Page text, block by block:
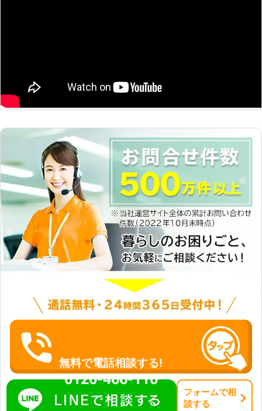
それがあるので、早めに整備会社でバ
バッテリー上がりでエンジンがかから
ない場合はブロスまで！弊社がすぐに
バッテリー上がりを復旧させ、台無し
になった旅行気分などのストレスを解
消させます。
社「サンダーバードインターナショナ
間365日、お客様からの車の“困っ
も返答が素早く、迅速な対応が期待で
きます。 お客様の状況を伺い、ロー
ドサービスを提供いたします。 車の
バッテリー上がりはもちろん、ガス欠
やタイヤ交換などそれ以外の自動車ト
ラブルもお任せください。 弊社はお
客様の心強い味方として、自動車トラ
ブルを解決しております。 【バッテ
リー寿命は3年！？バッテリー交換を
した方がいい前兆とは？】 車のバッ
テリー寿命は、約2年～3年と言われ
ています。 以下のような症状を確認
した際はバッテリーが弱っていますの
で早めのバッテリー交換をおすすめし
ます。 ・車のエンジンの掛かりが悪
くなったとき ・ヘッドライトをつけ
てもあまり明るくない場合 ・アイド
リングストップする頻度が減っている
とき 弊社はバッテリー上がりだけで
なく、バッテリーの交換にもしっかり
と対応します。 上記のような症状が
見られた際は、弊社までお気軽にご相
させている、コンピューターやカーナ
ビは地図情報や時計機能を維持するた
めに少しずつ電気を使っています。そ
していかないと、バッテリーの電力が
どんどん消耗していって、充電が必要
になってしまうのです。 ●雨の日の
バッテリー上がり修理は危険です 雨
の日にバッテリー上がりを改善するの
は、とても危険です。古い車だと防水
機能が十分でないことが多く、修理中
にエンジンの部品が濡れてしまって錆
びの原因につながってしまうことも。
またバッテリーの接続部分に水がかか
ると、漏電して感電しやすい状態にな
ってしまいます。感電は最悪死につな
がってしまうこともあるので、自分で
バッテリー上がりを修理するのは危険
なのです。 だからこそ、バッテリー
上がりを起こしたときは復旧作業に慣
れている業者に依頼することをおすす
めします。弊社は、緊急性の高いご相
談に至急お伺いいたします。お客様の
バッテリー上がりを少しでも早く解決
できるようお手伝いをさせていただき
ますので、お気軽にご相談ください。
無料で電話相談する!
0120-466-110
フォームで相
談する